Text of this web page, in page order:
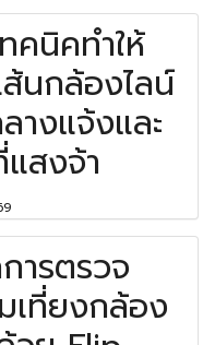
คนิคทำให้
ส้นกล้องไลน์
างแจ้งและ
สงจ้า
ารตรวจ
เที่ยงกล้อง